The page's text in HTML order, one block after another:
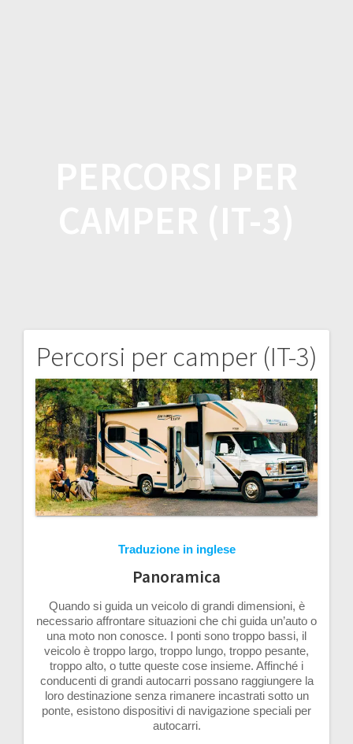
Percorsi per camper (IT-3)
Traduzione in inglese
Panoramica
Quando si guida un veicolo di grandi dimensioni, è
necessario affrontare situazioni che chi guida un’auto o
una moto non conosce. I ponti sono troppo bassi, il
veicolo è troppo largo, troppo lungo, troppo pesante,
troppo alto, o tutte queste cose insieme. Affinché i
conducenti di grandi autocarri possano raggiungere la
loro destinazione senza rimanere incastrati sotto un
ponte, esistono dispositivi di navigazione speciali per
autocarri.
Navigazione
articoli